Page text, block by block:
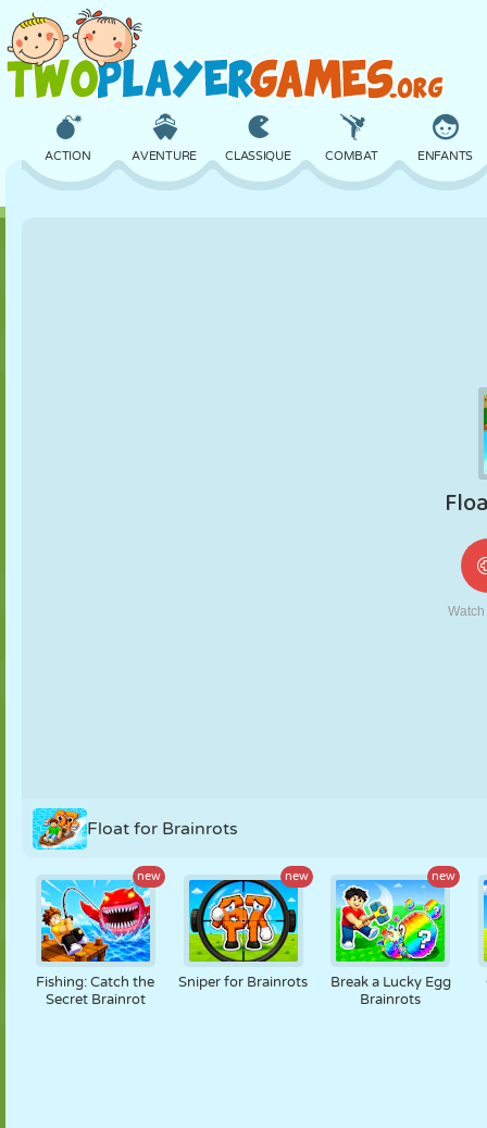
ACTION AVENTURE CLASSIQUE COMBAT ENFANTS
ROBOT
Float for Brainrots
new
Fishing: Catch the
Secret Brainrot
new
Sniper for Brainrots
new
Break a Lucky Egg
Brainrots